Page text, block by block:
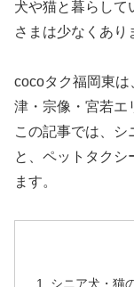
犬や猫と暮らして
さまは少なくあり
cocoタク福岡東
津・宗像・宮若エ
この記事では、シ
と、ペットタクシ
ます。
シニア犬・猫